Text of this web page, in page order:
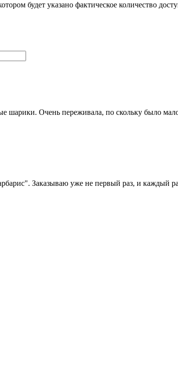
будет указано фактическое количество
шарики. Очень переживала, по скольку было
Заказываю уже не первый раз, и каждый